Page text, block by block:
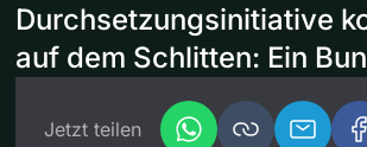
Durchsetzungsinitiative
auf dem Schlitten: Ein
Jetzt teilen